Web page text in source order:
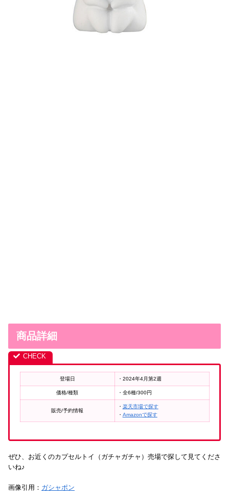
商品詳細
登場日 ・2024年4月第2週
価格/種類 ・全6種/300円
販売/予約情報
・ 楽天市場で探す
・ Amazonで探す
ぜひ、お近くのカプセルトイ（ガチャガチャ）売場で探して見てくださ
いね♪
画像引用： ガシャポン